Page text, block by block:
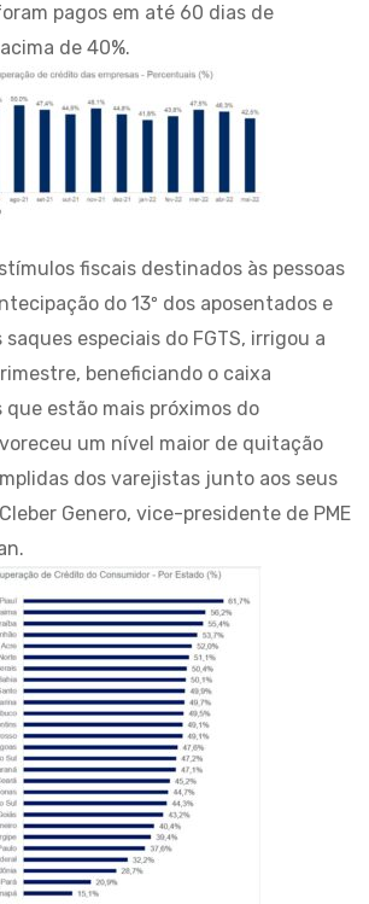
pagos em até 60 dias de
de 40%.
fiscais destinados às pessoas
do 13º dos aposentados e
especiais do FGTS, irrigou a
beneficiando o caixa
estão mais próximos do
um nível maior de quitação
dos varejistas junto aos seus
Genero, vice-presidente de PME